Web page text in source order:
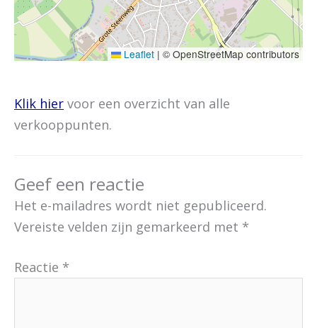
Leaflet | © OpenStreetMap contributors
Klik hier voor een overzicht van alle
verkooppunten.
Geef een reactie
Het e-mailadres wordt niet gepubliceerd.
Vereiste velden zijn gemarkeerd met *
Reactie *